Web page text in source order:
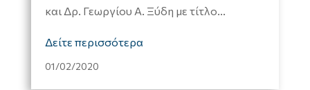
01/02/2020
και Δρ. Γεωργίου Α. Ξύδη με τίτλο...
Δείτε περισσότερα